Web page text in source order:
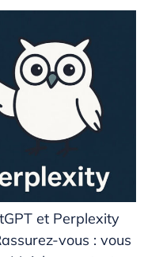
et Perplexity
vous : vous